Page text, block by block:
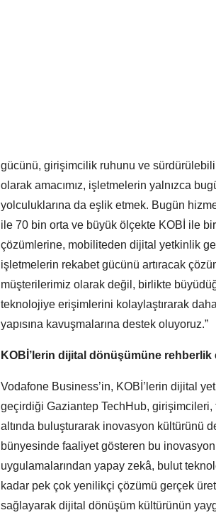
gücünü, girişimcilik ruhunu ve
olarak amacımız, işletmelerin yalnızca
yolculuklarına da eşlik etmek. Bugün
ile 70 bin orta ve büyük ölçekte KOBİ ile
çözümlerine, mobiliteden dijital yetkinlik
işletmelerin rekabet gücünü artıracak
müşterilerimiz olarak değil, birlikte
teknolojiye erişimlerini kolaylaştırarak
yapısına kavuşmalarına destek oluyoruz.”
KOBİ’lerin dijital dönüşümüne rehberlik
Vodafone Business’in, KOBİ’lerin dijital
geçirdiği Gaziantep TechHub, girişimcileri,
altında buluşturarak inovasyon kültürünü
bünyesinde faaliyet gösteren bu
uygulamalarından yapay zekâ, bulut
kadar pek çok yenilikçi çözümü gerçek
sağlayarak dijital dönüşüm kültürünün